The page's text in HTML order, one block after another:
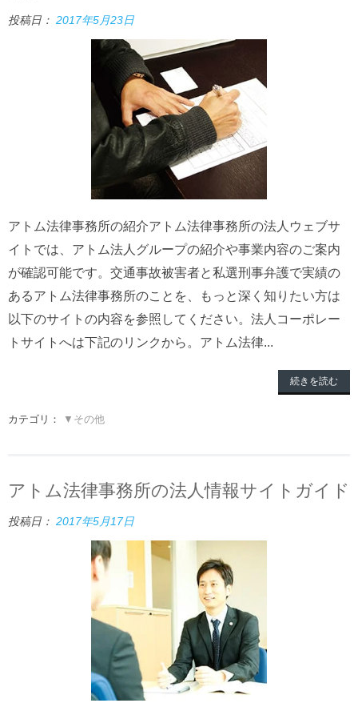
投稿日： 2017年5月23日
アトム法律事務所の紹介アトム法律事務所の法人ウェブサ
イトでは、アトム法人グループの紹介や事業内容のご案内
が確認可能です。交通事故被害者と私選刑事弁護で実績の
あるアトム法律事務所のことを、もっと深く知りたい方は
以下のサイトの内容を参照してください。法人コーポレー
トサイトへは下記のリンクから。アトム法律...
続きを読む
カテゴリ： ▼その他
アトム法律事務所の法人情報サイトガイド
投稿日： 2017年5月17日